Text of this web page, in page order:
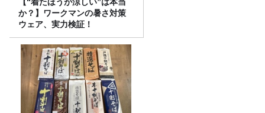
【“着たほうが涼しい”は本当
か？】ワークマンの暑さ対策
ウェア、実力検証！